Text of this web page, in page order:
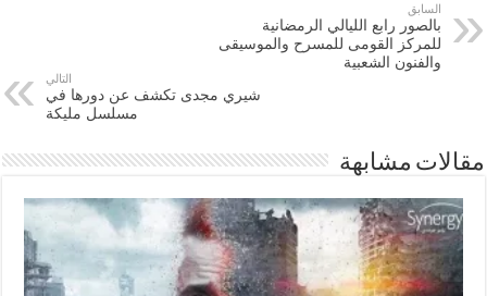
السابق
بالصور رابع الليالي الرمضانية
للمركز القومى للمسرح والموسيقى
والفنون الشعبية
التالي
شيري مجدى تكشف عن دورها في
مسلسل مليكة
مقالات مشابهة